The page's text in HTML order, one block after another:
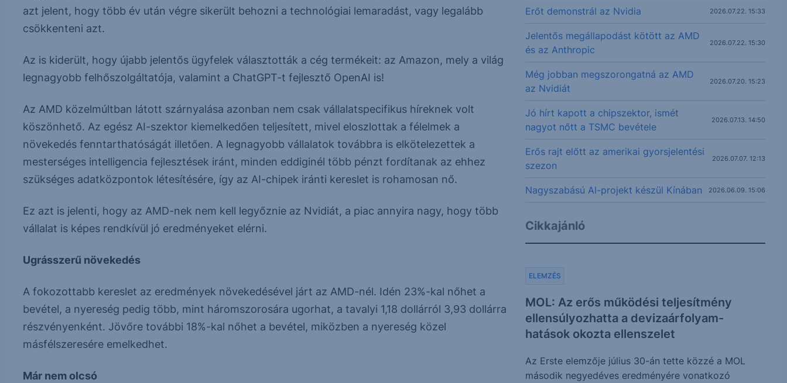
azt jelent, hogy több év után végre sikerült behozni a technológiai lemaradást, vagy legalább
csökkenteni azt.
Az is kiderült, hogy újabb jelentős ügyfelek választották a cég termékeit: az Amazon, mely a világ
legnagyobb felhőszolgáltatója, valamint a ChatGPT-t fejlesztő OpenAI is!
Az AMD közelmúltban látott szárnyalása azonban nem csak vállalatspecifikus híreknek volt
köszönhető. Az egész AI-szektor kiemelkedően teljesített, mivel eloszlottak a félelmek a
növekedés fenntarthatóságát illetően. A legnagyobb vállalatok továbbra is elkötelezettek a
mesterséges intelligencia fejlesztések iránt, minden eddiginél több pénzt fordítanak az ehhez
szükséges adatközpontok létesítésére, így az AI-chipek iránti kereslet is rohamosan nő.
Ez azt is jelenti, hogy az AMD-nek nem kell legyőznie az Nvidiát, a piac annyira nagy, hogy több
vállalat is képes rendkívül jó eredményeket elérni.
Ugrásszerű növekedés
A fokozottabb kereslet az eredmények növekedésével járt az AMD-nél. Idén 23%-kal nőhet a
bevétel, a nyereség pedig több, mint háromszorosára ugorhat, a tavalyi 1,18 dollárról 3,93 dollárra
részvényenként. Jövőre további 18%-kal nőhet a bevétel, miközben a nyereség közel
másfélszeresére emelkedhet.
Már nem olcsó
Erőt demonstrál az Nvidia 2026.07.22. 15:33
Jelentős megállapodást kötött az AMD
és az Anthropic
2026.07.22. 15:30
Még jobban megszorongatná az AMD
az Nvidiát
2026.07.20. 15:23
Jó hírt kapott a chipszektor, ismét
nagyot nőtt a TSMC bevétele
2026.07.13. 14:50
Erős rajt előtt az amerikai gyorsjelentési
szezon
2026.07.07. 12:13
Nagyszabású AI-projekt készül Kínában 2026.06.09. 15:06
Cikkajánló
MOL: Az erős működési teljesítmény
ellensúlyozhatta a devizaárfolyam-
hatások okozta ellenszelet
ELEMZÉS
Az Erste elemzője július 30-án tette közzé a MOL
második negyedéves eredményére vonatkozó